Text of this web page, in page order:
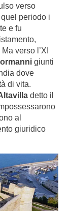
verso
periodo i
e fu
verso l’XI
giunti
dove
di vita.
detto il
al
giuridico